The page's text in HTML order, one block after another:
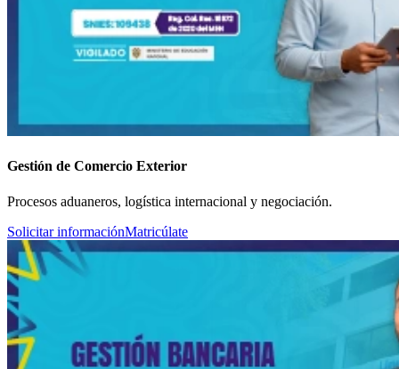
Gestión de Comercio Exterior
Procesos aduaneros, logística internacional y negociación.
Solicitar informaciónMatricúlate